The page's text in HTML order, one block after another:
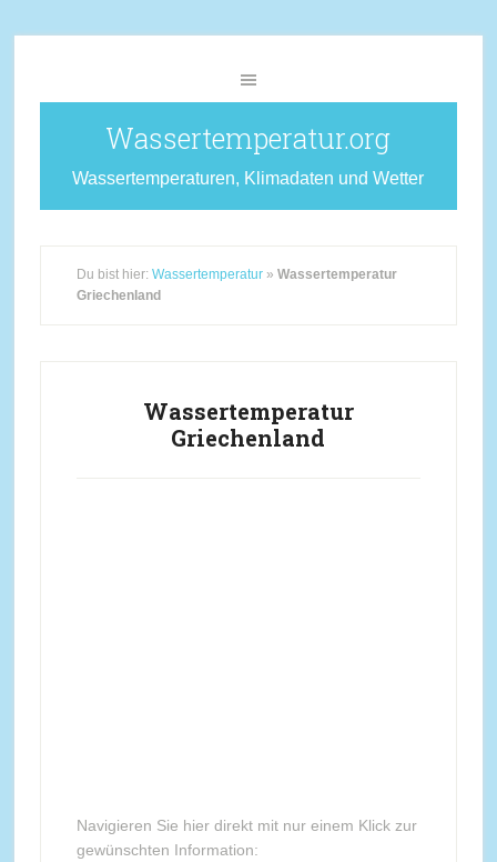
Wassertemperatur.org
Wassertemperaturen, Klimadaten und Wetter
Du bist hier: Wassertemperatur» Wassertemperatur
Griechenland
Wassertemperatur
Griechenland
Navigieren Sie hier direkt mit nur einem Klick zur
gewünschten Information: